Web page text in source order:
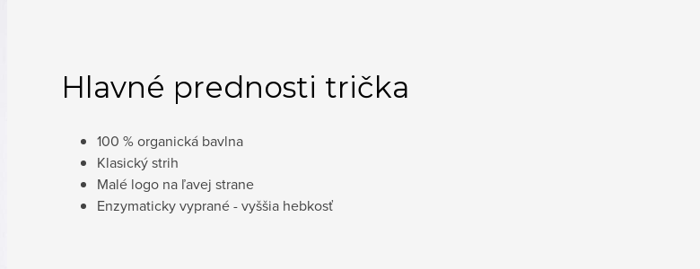
Hlavné prednosti trička
100 % organická bavlna
Klasický strih
Malé logo na ľavej strane
Enzymaticky vyprané - vyššia hebkosť